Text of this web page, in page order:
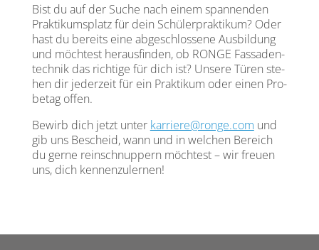
Bist du auf der Suche nach einem span­nen­den
Prak­ti­kums­platz für dein Schü­ler­prak­ti­kum? Oder
hast du bereits eine abge­schlos­se­ne Aus­bil­dung
und möch­test her­aus­fin­den, ob RONGE Fas­sa­den­
tech­nik das rich­ti­ge für dich ist? Unse­re Türen ste­
hen dir jeder­zeit für ein Prak­ti­kum oder einen Pro­
be­tag offen.
Bewirb dich jetzt unter karriere@ronge.com und
gib uns Bescheid, wann und in wel­chen Bereich
du ger­ne rein­schnup­pern möch­test – wir freu­en
uns, dich ken­nen­zu­ler­nen!